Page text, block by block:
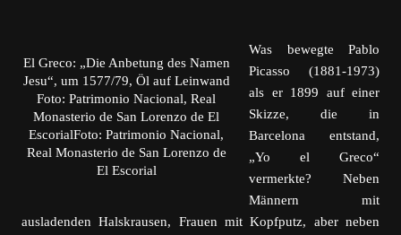
El Greco: „Die Anbetung des Namen
Jesu“, um 1577/79, Öl auf Leinwand
Foto: Patrimonio Nacional, Real
Monasterio de San Lorenzo de El
EscorialFoto: Patrimonio Nacional,
Real Monasterio de San Lorenzo de
El Escorial
Was bewegte Pablo
Picasso (1881-1973)
als er 1899 auf einer
Skizze, die in
Barcelona entstand,
„Yo el Greco“
vermerkte? Neben
Männern mit
ausladenden Halskrausen, Frauen mit Kopfputz, aber neben